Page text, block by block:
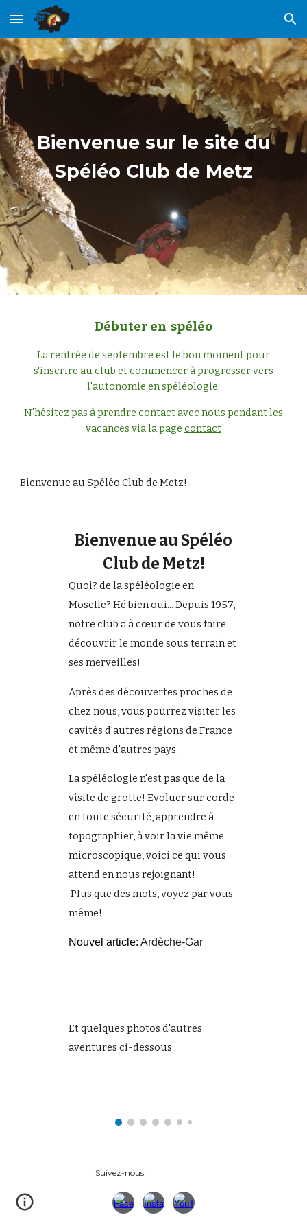
Skip to main content Skip to navigation
Bienvenue sur le site du
Spéléo Club de Metz
Débuter en spéléo
La rentrée de septembre est le bon moment pour
s'inscrire au club et commencer à progresser vers
l'autonomie en spéléologie.
N'hésitez pas à prendre contact avec nous pendant les
vacances via la page contact
Bienvenue au Spéléo Club de Metz!
Bienvenue au Spéléo
Club de Metz!
Quoi? de la spéléologie en
Moselle? Hé bien oui... Depuis 1957,
notre club a à cœur de vous faire
découvrir le monde sous terrain et
ses merveilles!
Après des découvertes proches de
chez nous, vous pourrez visiter les
cavités d'autres régions de France
et même d'autres pays.
La spéléologie n'est pas que de la
visite de grotte! Evoluer sur corde
en toute sécurité, apprendre à
topographier, à voir la vie même
microscopique, voici ce qui vous
attend en nous rejoignant!
Plus que des mots, voyez par vous
même!
Nouvel article:Ardèche-Gar
Et quelques photos d'autres
aventures ci-dessous :
Suivez-nous :